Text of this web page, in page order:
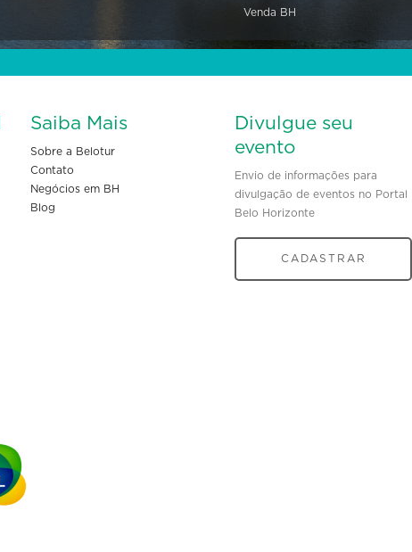
Venda BH
Saiba Mais
Sobre a Belotur
Contato
Negócios em BH
Blog
Divulgue seu
evento
Envio de informações para
divulgação de eventos no Portal
Belo Horizonte
CADASTRAR